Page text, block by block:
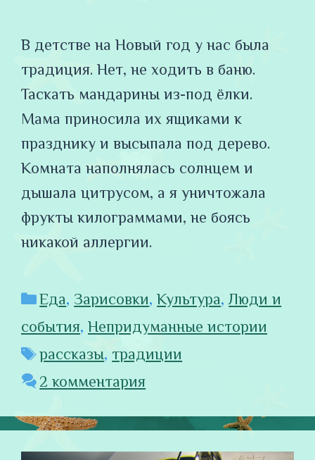
В детстве на Новый год у нас была
традиция. Нет, не ходить в баню.
Таскать мандарины из-под ёлки.
Мама приносила их ящиками к
празднику и высыпала под дерево.
Комната наполнялась солнцем и
дышала цитрусом, а я уничтожала
фрукты килограммами, не боясь
никакой аллергии.
Рубрики
Еда,Зарисовки,Культура, Люди и
события, Непридуманные истории
Метки
рассказы, традиции
2 комментария